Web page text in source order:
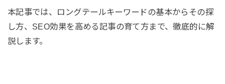
本記事では、ロングテールキーワードの基本からその探
し方、SEO効果を高める記事の育て方まで、徹底的に解
説します。